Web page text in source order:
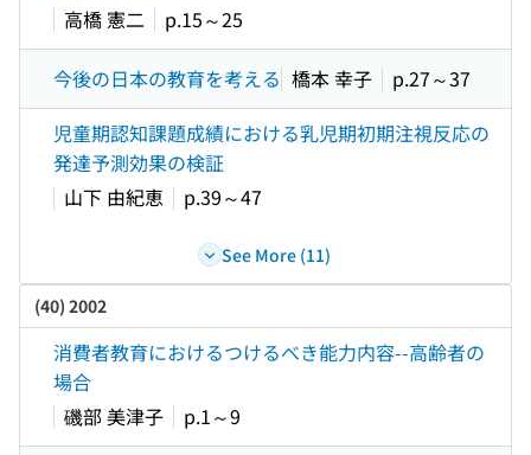
高橋 憲二
p.15～25
今後の日本の教育を考える 橋本 幸子
p.27～37
児童期認知課題成績における乳児期初期注視反応の
発達予測効果の検証
山下 由紀恵
p.39～47
See More (11)
(40) 2002
消費者教育におけるつけるべき能力内容--高齢者の
場合
磯部 美津子
p.1～9